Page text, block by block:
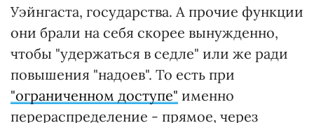
Уэйнгаста, государства. А прочие функции
они брали на себя скорее вынужденно,
чтобы "удержаться в седле" или же ради
повышения "надоев". То есть при
"ограниченном доступе" именно
перераспределение - прямое, через